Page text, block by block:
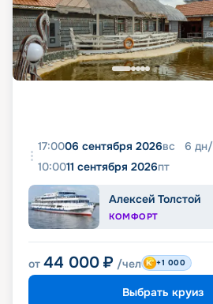
17:0006 сентября 2026вс 6 дн/
10:0011 сентября 2026пт
Алексей Толстой
КОМФОРТ
от 44 000 ₽ /чел +1 000
Выбрать круиз